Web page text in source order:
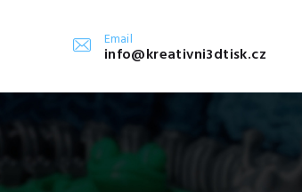
Email
info@kreativni3dtisk.cz